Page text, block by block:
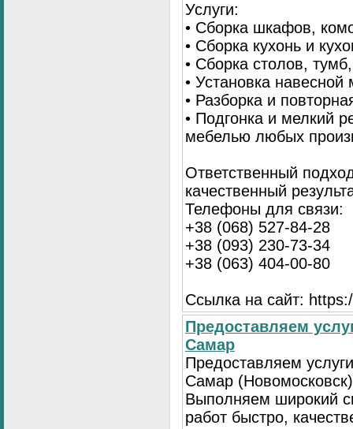
Услуги:
• Сборка шкафов,
• Сборка кухонь и
• Сборка столов,
• Установка
• Разборка и
• Подгонка и мелкий
мебелью любых
Ответственный
качественный
Телефоны для связи:
+38 (068) 527-84-28
+38 (093) 230-73-34
+38 (063) 404-00-80
Ссылка на сайт:
Предоставляем
Самар
Предоставляем
Самар
Выполняем широкий
работ быстро,